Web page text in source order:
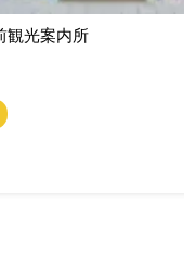
観光案内所